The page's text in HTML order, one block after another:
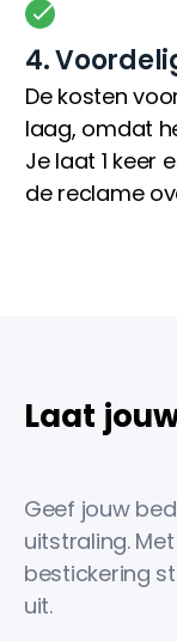
4.
De kosten
laag, omdat
Je laat 1 keer
de reclame
Laat
Geef jouw
uitstraling.
bestickering
uit.